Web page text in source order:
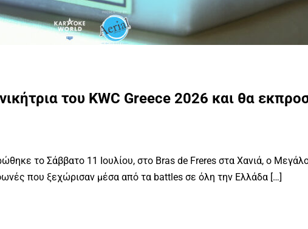
του KWC Greece 2026 και θα
το Σάββατο 11 Ιουλίου, στο Bras de Freres στα Χανιά, ο
που ξεχώρισαν μέσα από τα battles σε όλη την Ελλάδα […]